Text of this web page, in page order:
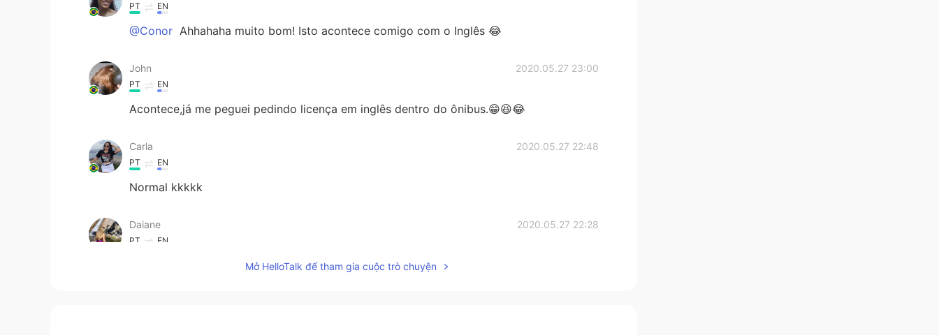
PT EN
@Conor Ahhahaha muito bom! Isto acontece comigo com o Inglês 😂
John 2020.05.27 23:00
PT EN
Acontece,já me peguei pedindo licença em inglês dentro do ônibus.😁😆😂
Carla 2020.05.27 22:48
PT EN
Normal kkkkk
Daiane 2020.05.27 22:28
PT EN
Very good hahahahahaha 😂😂😂😂🤗🤗🤗
Mở HelloTalk để tham gia cuộc trò chuyện